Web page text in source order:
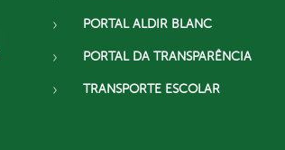
PORTAL ALDIR BLANC
PORTAL DA TRANSPARÊNCIA
TRANSPORTE ESCOLAR